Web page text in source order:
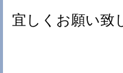
宜しくお願い致